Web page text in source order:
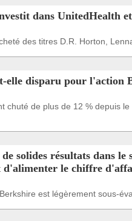
dans UnitedHealth
des titres D.R. Horton,
disparu pour l'action
chuté de plus de 12 % depuis le
solides résultats dans le
d'alimenter le chiffre
est légèrement sous-